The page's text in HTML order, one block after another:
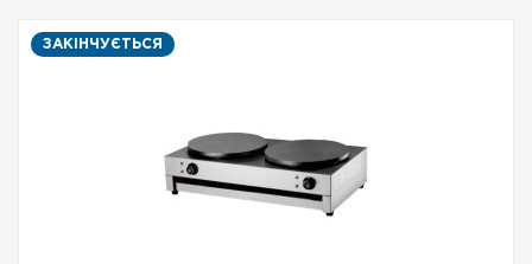
ЗАКІНЧУЄТЬСЯ